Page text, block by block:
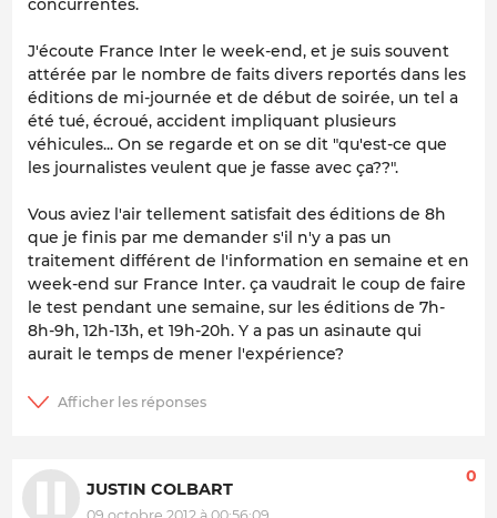
concurrentes.
J'écoute France Inter le week-end, et je suis souvent
attérée par le nombre de faits divers reportés dans les
éditions de mi-journée et de début de soirée, un tel a
été tué, écroué, accident impliquant plusieurs
véhicules... On se regarde et on se dit "qu'est-ce que
les journalistes veulent que je fasse avec ça??".
Vous aviez l'air tellement satisfait des éditions de 8h
que je finis par me demander s'il n'y a pas un
traitement différent de l'information en semaine et en
week-end sur France Inter. ça vaudrait le coup de faire
le test pendant une semaine, sur les éditions de 7h-
8h-9h, 12h-13h, et 19h-20h. Y a pas un asinaute qui
aurait le temps de mener l'expérience?
JUSTIN COLBART
0